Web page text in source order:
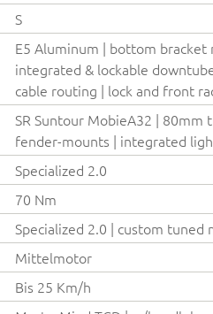
S
E5 Aluminum | bottom
integrated & lockable
cable routing | lock and front
SR Suntour MobieA32 | 80mm
fender-mounts | integrated
Specialized 2.0
70 Nm
Specialized 2.0 | custom tuned
Mittelmotor
Bis 25 Km/h